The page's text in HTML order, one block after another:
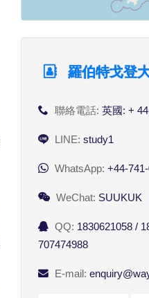
羅伯特戈登
聯絡電話: 英國: +
LINE: study1
WhatsApp: +44-
WeChat: SUUKUK
QQ: 1830621058 /
707474988
E-mail: